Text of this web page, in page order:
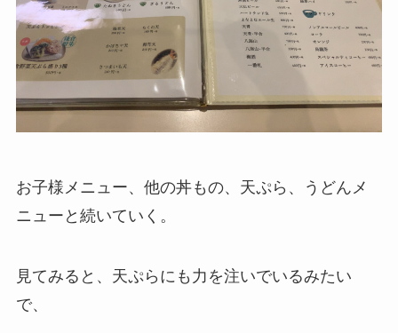
お子様メニュー、他の丼もの、天ぷら、うどんメ
ニューと続いていく。
見てみると、天ぷらにも力を注いでいるみたい
で、